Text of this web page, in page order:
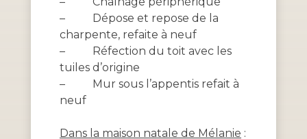
–
Dépose et repose de la
charpente, refaite à neuf
–
Réfection du toit avec les
tuiles d’origine
–
Mur sous l’appentis refait à
neuf
Dans la maison natale de Mélanie :